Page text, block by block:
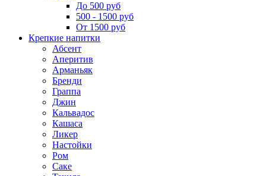
До 500 руб
500 - 1500 руб
От 1500 руб
Крепкие напитки
Абсент
Аперитив
Арманьяк
Бренди
Граппа
Джин
Кальвадос
Кашаса
Ликер
Настойки
Ром
Саке